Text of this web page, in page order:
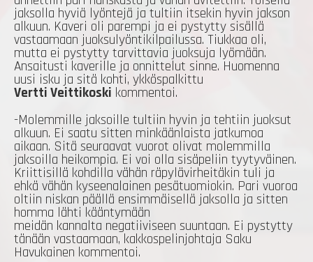
jaksolla hyviä lyöntejä ja tultiin itsekin hyvin jakson
alkuun. Kaveri oli parempi ja ei pystytty sisällä
vastaamaan juoksulyöntikilpailussa. Tiukkaa oli,
mutta ei pystytty tarvittavia juoksuja lyömään.
Ansaitusti kaverille ja onnittelut sinne. Huomenna
uusi isku ja sitä kohti, ykköspalkittu
Vertti Veittikoski kommentoi.
-Molemmille jaksoille tultiin hyvin ja tehtiin juoksut
alkuun. Ei saatu sitten minkäänlaista jatkumoa
aikaan. Sitä seuraavat vuorot olivat molemmilla
jaksoilla heikompia. Ei voi olla sisäpeliin tyytyväinen.
Kriittisillä kohdilla vähän räpylävirheitäkin tuli ja
ehkä vähän kyseenalainen pesätuomiokin. Pari vuoroa
oltiin niskan päällä ensimmäisellä jaksolla ja sitten
homma lähti kääntymään
meidän kannalta negatiiviseen suuntaan. Ei pystytty
tänään vastaamaan, kakkospelinjohtaja Saku
Havukainen kommentoi.